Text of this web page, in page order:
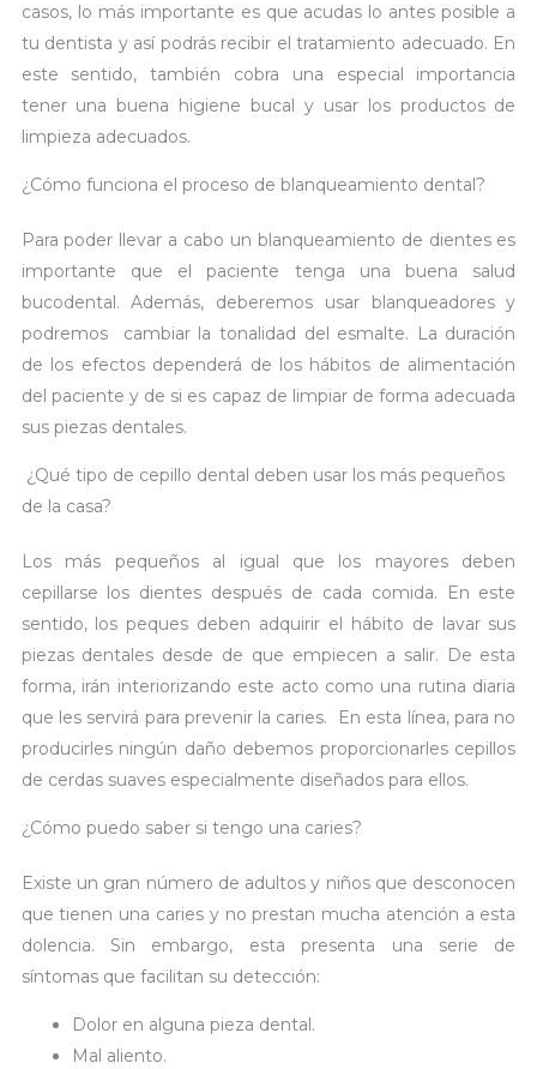
casos, lo más importante es que acudas lo antes posible a
tu dentista y así podrás recibir el tratamiento adecuado. En
este sentido, también cobra una especial importancia
tener una buena higiene bucal y usar los productos de
limpieza adecuados.
¿Cómo funciona el proceso de blanqueamiento dental?
Para poder llevar a cabo un blanqueamiento de dientes es
importante que el paciente tenga una buena salud
bucodental. Además, deberemos usar blanqueadores y
podremos cambiar la tonalidad del esmalte. La duración
de los efectos dependerá de los hábitos de alimentación
del paciente y de si es capaz de limpiar de forma adecuada
sus piezas dentales.
¿Qué tipo de cepillo dental deben usar los más pequeños
de la casa?
Los más pequeños al igual que los mayores deben
cepillarse los dientes después de cada comida. En este
sentido, los peques deben adquirir el hábito de lavar sus
piezas dentales desde de que empiecen a salir. De esta
forma, irán interiorizando este acto como una rutina diaria
que les servirá para prevenir la caries. En esta línea, para no
producirles ningún daño debemos proporcionarles cepillos
de cerdas suaves especialmente diseñados para ellos.
¿Cómo puedo saber si tengo una caries?
Existe un gran número de adultos y niños que desconocen
que tienen una caries y no prestan mucha atención a esta
dolencia. Sin embargo, esta presenta una serie de
síntomas que facilitan su detección:
Dolor en alguna pieza dental.
Mal aliento.